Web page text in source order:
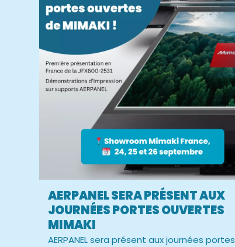
AERPANEL SERA PRÉSENT AUX
JOURNÉES PORTES OUVERTES
MIMAKI
AERPANEL sera présent aux journées portes